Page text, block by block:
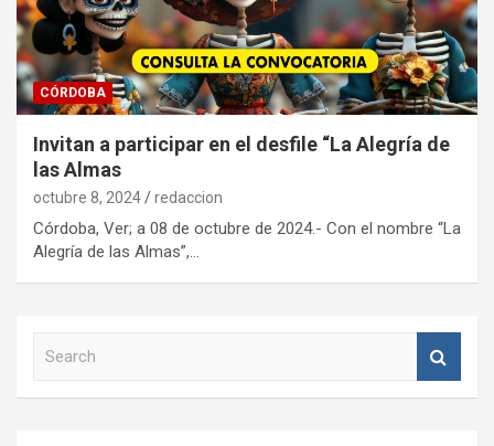
CÓRDOBA
Invitan a participar en el desfile “La Alegría de
las Almas
octubre 8, 2024 redaccion
Córdoba, Ver; a 08 de octubre de 2024.- Con el nombre “La
Alegría de las Almas”,…